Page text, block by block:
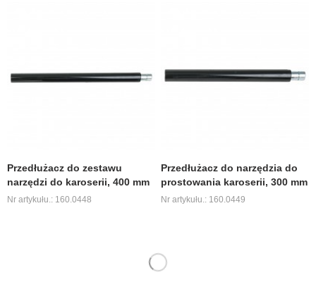
Przedłużacz do zestawu
narzędzi do karoserii, 400 mm
Nr artykułu.: 160.0448
Przedłużacz do narzędzia do
prostowania karoserii, 300 mm
Nr artykułu.: 160.0449